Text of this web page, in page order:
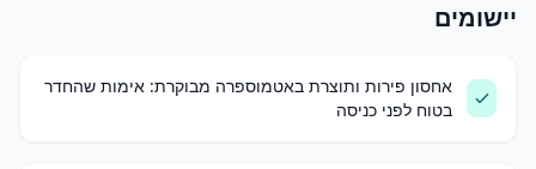
יישומים
אחסון פירות ותוצרת באטמוספרה מבוקרת: אימות שהחדר
בטוח לפני כניסה